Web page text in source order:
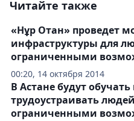
Читайте также
00:20, 14 октября 2014
«Нұр Отан» проведет
инфраструктуры для
ограниченными
В Астане будут обучать
трудоустраивать
ограниченными